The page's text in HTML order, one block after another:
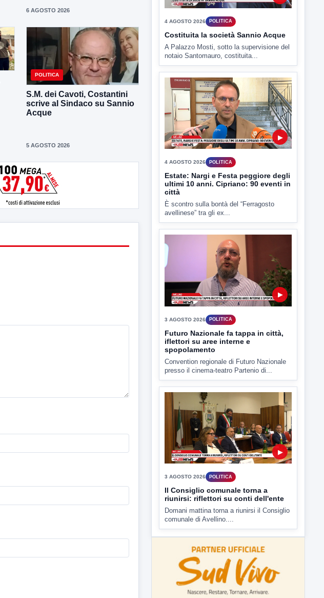
6 AGOSTO 2026
POLITICA
S.M. dei Cavoti, Costantini
scrive al Sindaco su Sannio
Acque
5 AGOSTO 2026
Costituita la società Sannio Acque
A Palazzo Mosti, sotto la supervisione del
notaio Santomauro, costituita...
▶
4 AGOSTO 2026 POLITICA
Estate: Nargi e Festa peggiore degli
ultimi 10 anni. Cipriano: 90 eventi in
città
È scontro sulla bontà del “Ferragosto
avellinese” tra gli ex...
▶
3 AGOSTO 2026 POLITICA
Futuro Nazionale fa tappa in città,
iflettori su aree interne e
spopolamento
Convention regionale di Futuro Nazionale
presso il cinema-teatro Partenio di...
▶
3 AGOSTO 2026 POLITICA
Il Consiglio comunale torna a
riunirsi: riflettori su conti dell'ente
Domani mattina torna a riunirsi il Consiglio
comunale di Avellino....